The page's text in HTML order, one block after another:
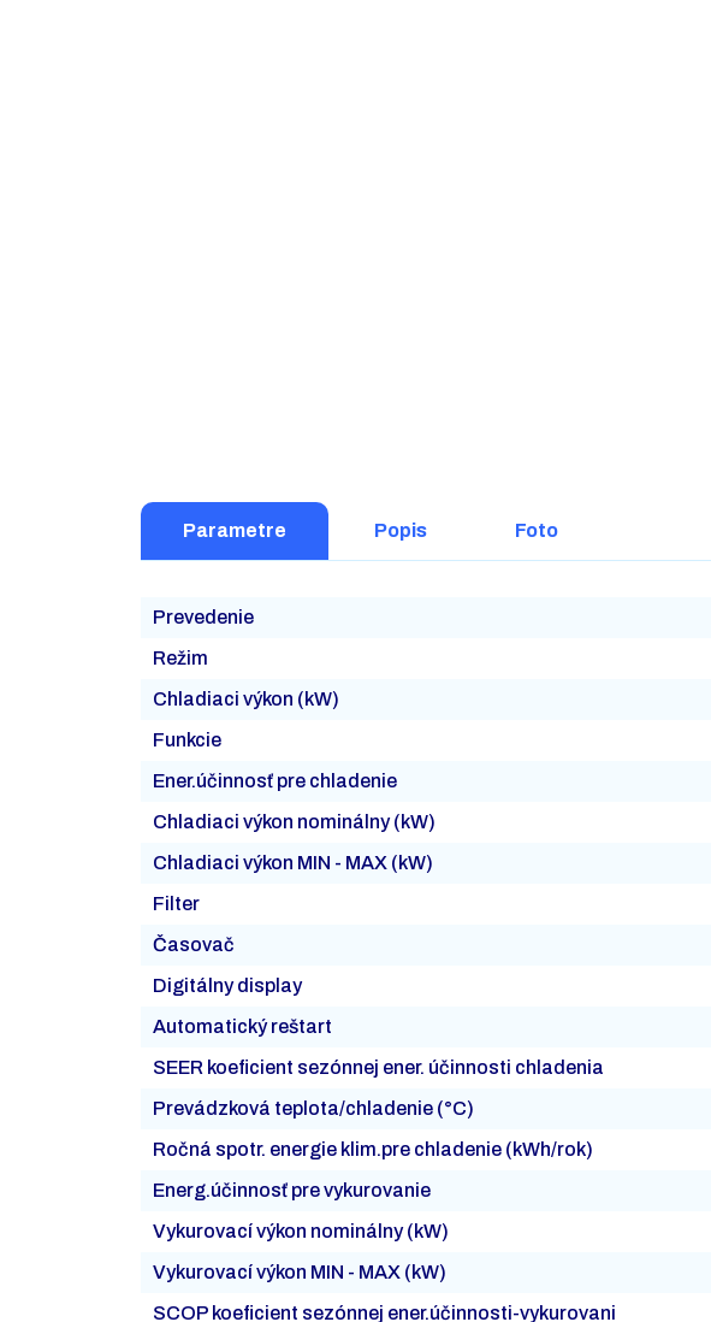
Parametre Popis Foto
Prevedenie
Režim
Chladiaci výkon (kW)
Funkcie
Ener.účinnosť pre chladenie
Chladiaci výkon nominálny (kW)
Chladiaci výkon MIN - MAX (kW)
Filter
Časovač
Digitálny display
Automatický reštart
SEER koeficient sezónnej ener. účinnosti chladenia
Prevádzková teplota/chladenie (°C)
Ročná spotr. energie klim.pre chladenie (kWh/rok)
Energ.účinnosť pre vykurovanie
Vykurovací výkon nominálny (kW)
Vykurovací výkon MIN - MAX (kW)
SCOP koeficient sezónnej ener.účinnosti-vykurovani